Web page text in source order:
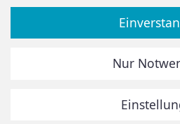
Die durchgestrichenen Preise
© Spiegelando
Nur